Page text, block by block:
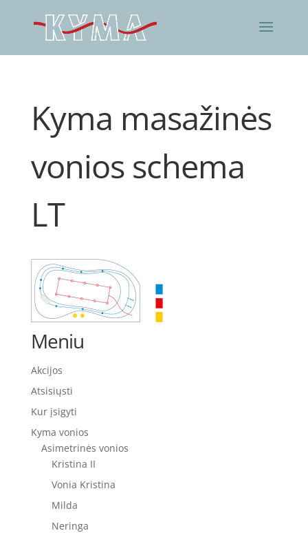
Kyma masažinės
vonios schema
LT
Meniu
Akcijos
Atsisiųsti
Kur įsigyti
Kyma vonios
Asimetrinės vonios
Kristina II
Vonia Kristina
Milda
Neringa